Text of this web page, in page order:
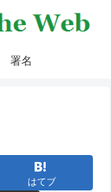
署名
はてブ